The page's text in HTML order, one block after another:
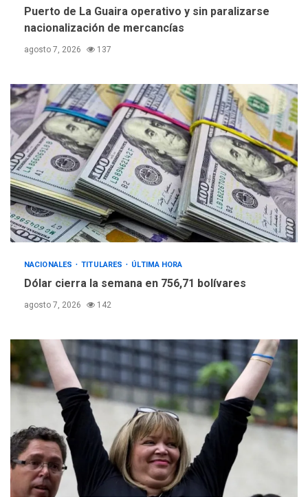
Puerto de La Guaira operativo y sin paralizarse
nacionalización de mercancías
agosto 7, 2026 137
NACIONALES TITULARES ÚLTIMA HORA
Dólar cierra la semana en 756,71 bolívares
agosto 7, 2026 142